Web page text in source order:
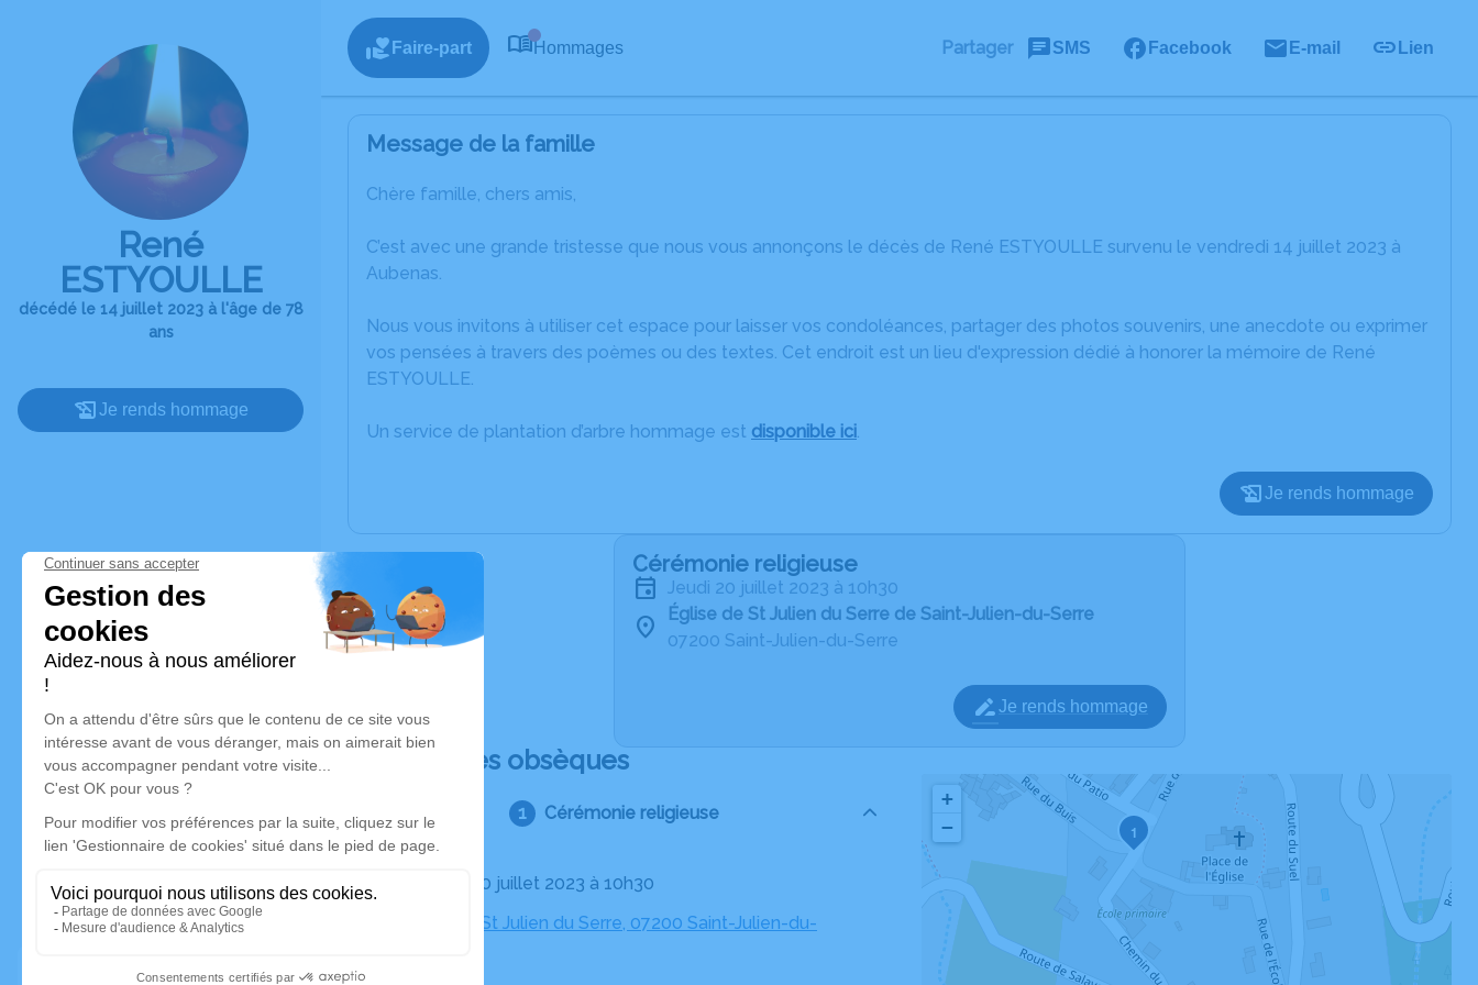
René
ESTYOULLE
décédé le 14 juillet 2023 à l'âge de 78
ans
Je rends hommage
Faire-part Hommages Partager SMS Facebook E-mail Lien
Message de la famille
Chère famille, chers amis,
C’est avec une grande tristesse que nous vous annonçons le décès de René ESTYOULLE survenu le vendredi 14 juillet 2023 à
Aubenas.
Nous vous invitons à utiliser cet espace pour laisser vos condoléances, partager des photos souvenirs, une anecdote ou exprimer
vos pensées à travers des poèmes ou des textes. Cet endroit est un lieu d'expression dédié à honorer la mémoire de René
ESTYOULLE.
Un service de plantation d’arbre hommage est disponible ici.
Je rends hommage
Cérémonie religieuse
jeudi 20 juillet 2023 à 10h30
Église de St Julien du Serre de Saint-Julien-du-Serre
07200 Saint-Julien-du-Serre
Je rends hommage
Déroulé des obsèques
Cérémonie religieuse
Le jeudi 20 juillet 2023 à 10h30
Église de St Julien du Serre, 07200 Saint-Julien-du-
1
+
−